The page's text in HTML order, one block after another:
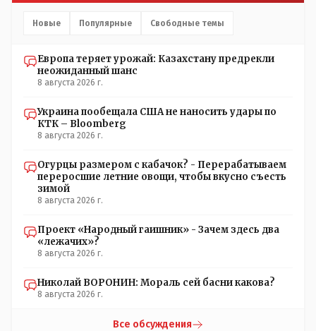
частотности появления в популяции соответствующих
естественный отбор.
Новые Популярные Свободные темы
Европа теряет урожай: Казахстану предрекли
неожиданный шанс
8 августа 2026 г.
Украина пообещала США не наносить удары по
КТК – Bloomberg
8 августа 2026 г.
Огурцы размером с кабачок? - Перерабатываем
переросшие летние овощи, чтобы вкусно съесть
зимой
8 августа 2026 г.
Проект «Народный гаишник» - Зачем здесь два
«лежачих»?
8 августа 2026 г.
Николай ВОРОНИН: Мораль сей басни какова?
8 августа 2026 г.
Все обсуждения